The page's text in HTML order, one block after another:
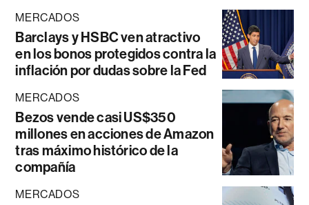
MERCADOS
Barclays y HSBC ven atractivo
en los bonos protegidos contra la
inflación por dudas sobre la Fed
MERCADOS
Bezos vende casi US$350
millones en acciones de Amazon
tras máximo histórico de la
compañía
MERCADOS